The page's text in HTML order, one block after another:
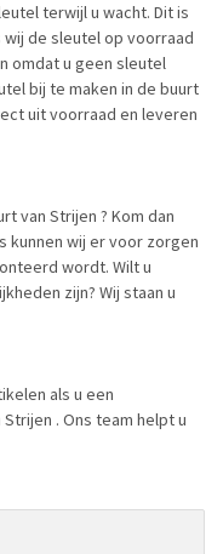
terwijl u wacht. Dit is
wij de sleutel op voorraad
omdat u geen sleutel
bij te maken in de buurt
uit voorraad en leveren
van Strijen ? Kom dan
kunnen wij er voor zorgen
wordt. Wilt u
zijn? Wij staan u
als u een
. Ons team helpt u